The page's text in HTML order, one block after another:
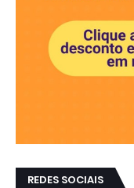
REDES SOCIAIS